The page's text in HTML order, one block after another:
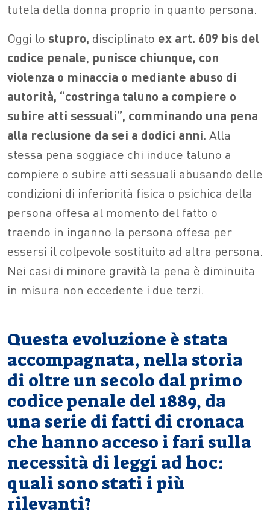
tutela della donna proprio in quanto persona.
Oggi lo stupro, disciplinato ex art. 609 bis del
codice penale, punisce chiunque, con
violenza o minaccia o mediante abuso di
autorità, “costringa taluno a compiere o
subire atti sessuali”, comminando una pena
alla reclusione da sei a dodici anni. Alla
stessa pena soggiace chi induce taluno a
compiere o subire atti sessuali abusando delle
condizioni di inferiorità fisica o psichica della
persona offesa al momento del fatto o
traendo in inganno la persona offesa per
essersi il colpevole sostituito ad altra persona.
Nei casi di minore gravità la pena è diminuita
in misura non eccedente i due terzi.
Questa evoluzione è stata
accompagnata, nella storia
di oltre un secolo dal primo
codice penale del 1889, da
una serie di fatti di cronaca
che hanno acceso i fari sulla
necessità di leggi ad hoc:
quali sono stati i più
rilevanti?